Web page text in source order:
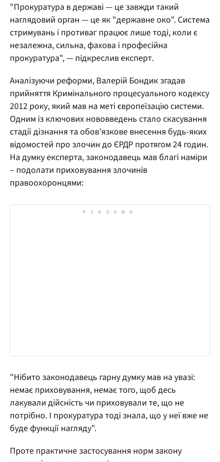
"Прокуратура в державі — це завжди такий
наглядовий орган — це як "державне око". Система
стримувань і противаг працює лише тоді, коли є
незалежна, сильна, фахова і професійна
прокуратура", — підкреслив експерт.
Аналізуючи реформи, Валерій Бондик згадав
прийняття Кримінального процесуального кодексу
2012 року, який мав на меті європеїзацію системи.
Одним із ключових нововведень стало скасування
стадії дізнання та обов’язкове внесення будь-яких
відомостей про злочин до ЄРДР протягом 24 годин.
На думку експерта, законодавець мав благі наміри
– подолати приховування злочинів
правоохоронцями:
"Нібито законодавець гарну думку мав на увазі:
немає приховування, немає того, щоб десь
лакували дійсність чи приховували те, що не
потрібно. І прокуратура тоді знала, що у неї вже не
буде функції нагляду".
Проте практичне застосування норм закону